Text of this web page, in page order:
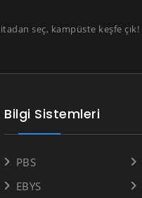
seç, kampüste keşfe çık!
Bilgi Sistemleri
PBS
EBYS